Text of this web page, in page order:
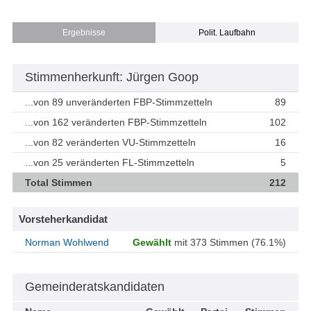
Ergebnisse Polit. Laufbahn
Stimmenherkunft: Jürgen Goop
...von 89 unveränderten FBP-Stimmzetteln
89
...von 162 veränderten FBP-Stimmzetteln
102
...von 82 veränderten VU-Stimmzetteln
16
...von 25 veränderten FL-Stimmzetteln
5
Total Stimmen
212
Vorsteherkandidat
Norman Wohlwend Gewählt mit 373 Stimmen (76.1%)
Gemeinderatskandidaten